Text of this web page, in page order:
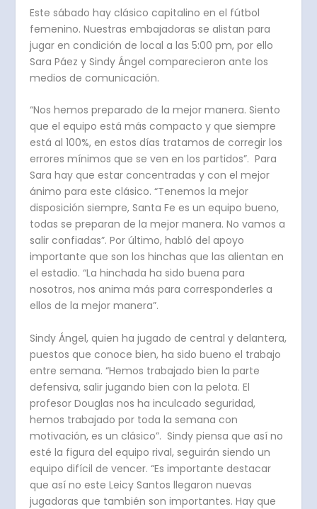
Este sábado hay clásico capitalino en el fútbol
femenino. Nuestras embajadoras se alistan para
jugar en condición de local a las 5:00 pm, por ello
Sara Páez y Sindy Ángel comparecieron ante los
medios de comunicación.
“Nos hemos preparado de la mejor manera. Siento
que el equipo está más compacto y que siempre
está al 100%, en estos días tratamos de corregir los
errores mínimos que se ven en los partidos”. Para
Sara hay que estar concentradas y con el mejor
ánimo para este clásico. “Tenemos la mejor
disposición siempre, Santa Fe es un equipo bueno,
todas se preparan de la mejor manera. No vamos a
salir confiadas”. Por último, habló del apoyo
importante que son los hinchas que las alientan en
el estadio. “La hinchada ha sido buena para
nosotros, nos anima más para corresponderles a
ellos de la mejor manera”.
Sindy Ángel, quien ha jugado de central y delantera,
puestos que conoce bien, ha sido bueno el trabajo
entre semana. “Hemos trabajado bien la parte
defensiva, salir jugando bien con la pelota. El
profesor Douglas nos ha inculcado seguridad,
hemos trabajado por toda la semana con
motivación, es un clásico”. Sindy piensa que así no
esté la figura del equipo rival, seguirán siendo un
equipo difícil de vencer. “Es importante destacar
que así no este Leicy Santos llegaron nuevas
jugadoras que también son importantes. Hay que